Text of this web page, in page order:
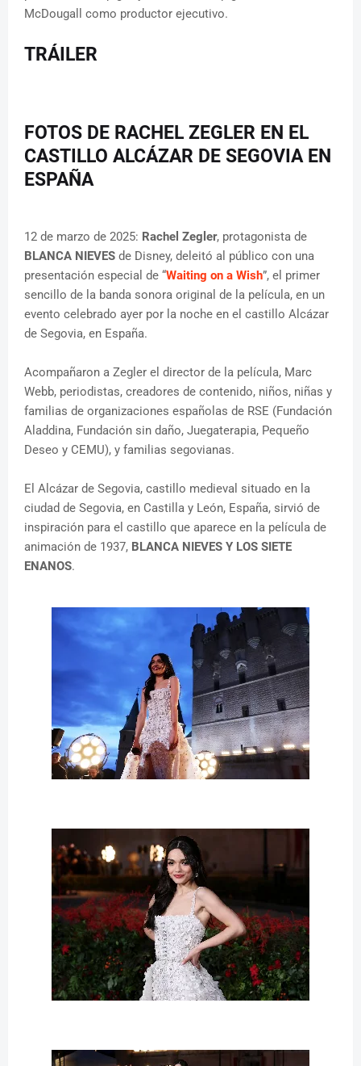
McDougall como productor ejecutivo.
TRÁILER
FOTOS DE RACHEL ZEGLER EN EL
CASTILLO ALCÁZAR DE SEGOVIA EN
ESPAÑA
12 de marzo de 2025: Rachel Zegler, protagonista de
BLANCA NIEVES de Disney, deleitó al público con una
presentación especial de “Waiting on a Wish”, el primer
sencillo de la banda sonora original de la película, en un
evento celebrado ayer por la noche en el castillo Alcázar
de Segovia, en España.
Acompañaron a Zegler el director de la película, Marc
Webb, periodistas, creadores de contenido, niños, niñas y
familias de organizaciones españolas de RSE (Fundación
Aladdina, Fundación sin daño, Juegaterapia, Pequeño
Deseo y CEMU), y familias segovianas.
El Alcázar de Segovia, castillo medieval situado en la
ciudad de Segovia, en Castilla y León, España, sirvió de
inspiración para el castillo que aparece en la película de
animación de 1937, BLANCA NIEVES Y LOS SIETE
ENANOS.